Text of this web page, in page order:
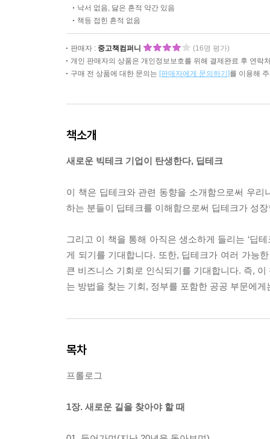
낙서 없음, 닳은 흔적 약간 있음
책등 접힌 흔적 없음
판매자 : 중고책컴퍼니
(16명 평가)
개인 판매자의 상품은 개인정보보호를 위해 결제완료 후 연락
구매 전 상품에 대한 문의는 [판매자에게 문의하기]를 이용해
책소개
새로운 빅테크 기업이 탄생한다, 딥테크
이 책은 딥테크와 관련 동향을 소개함으로써 우
하는 분들이 딥테크를 이해함으로써 딥테크가 성
그리고 이 책을 통해 아직은 생소하게 들리는 ‘딥
게 되기를 기대합니다. 또한, 딥테크가 여러 가능
큰 비즈니스 기회로 인식되기를 기대합니다. 즉,
는 방법을 찾는 기회, 정부를 포함한 공공 부문에
목차
프롤로그
1장. 새로운 길을 찾아야 할 때